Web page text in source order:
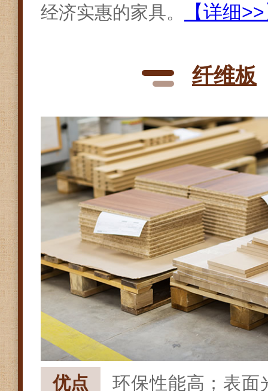
经济实惠的家具。
【详细
纤维板
优点
环保性能高；表面